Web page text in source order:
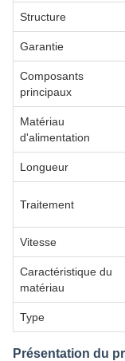
Structure
Garantie
Composants
principaux
Matériau
d'alimentation
Longueur
Traitement
Vitesse
Caractéristique du
matériau
Type
Présentation du